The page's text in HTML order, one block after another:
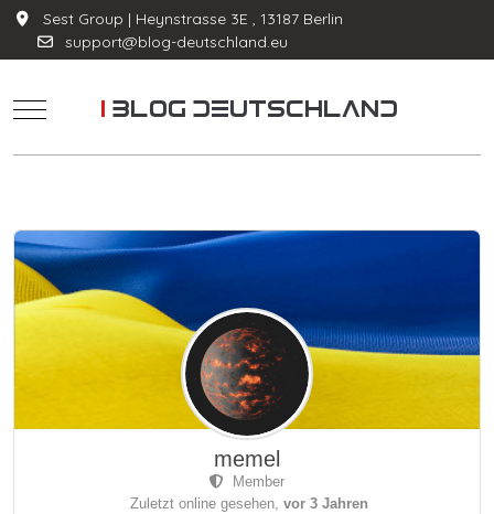
Sest Group | Heynstrasse 3E , 13187 Berlin
support@blog-deutschland.eu
Mobile Menu Toggle
memel
Member
Zuletzt online gesehen, vor 3 Jahren